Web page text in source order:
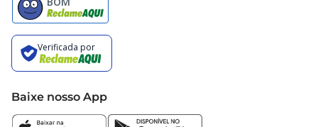
Baixe nosso App